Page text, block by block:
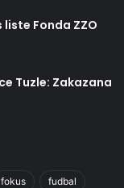
liste Fonda ZZO
Tuzle: Zakazana
fokus fudbal